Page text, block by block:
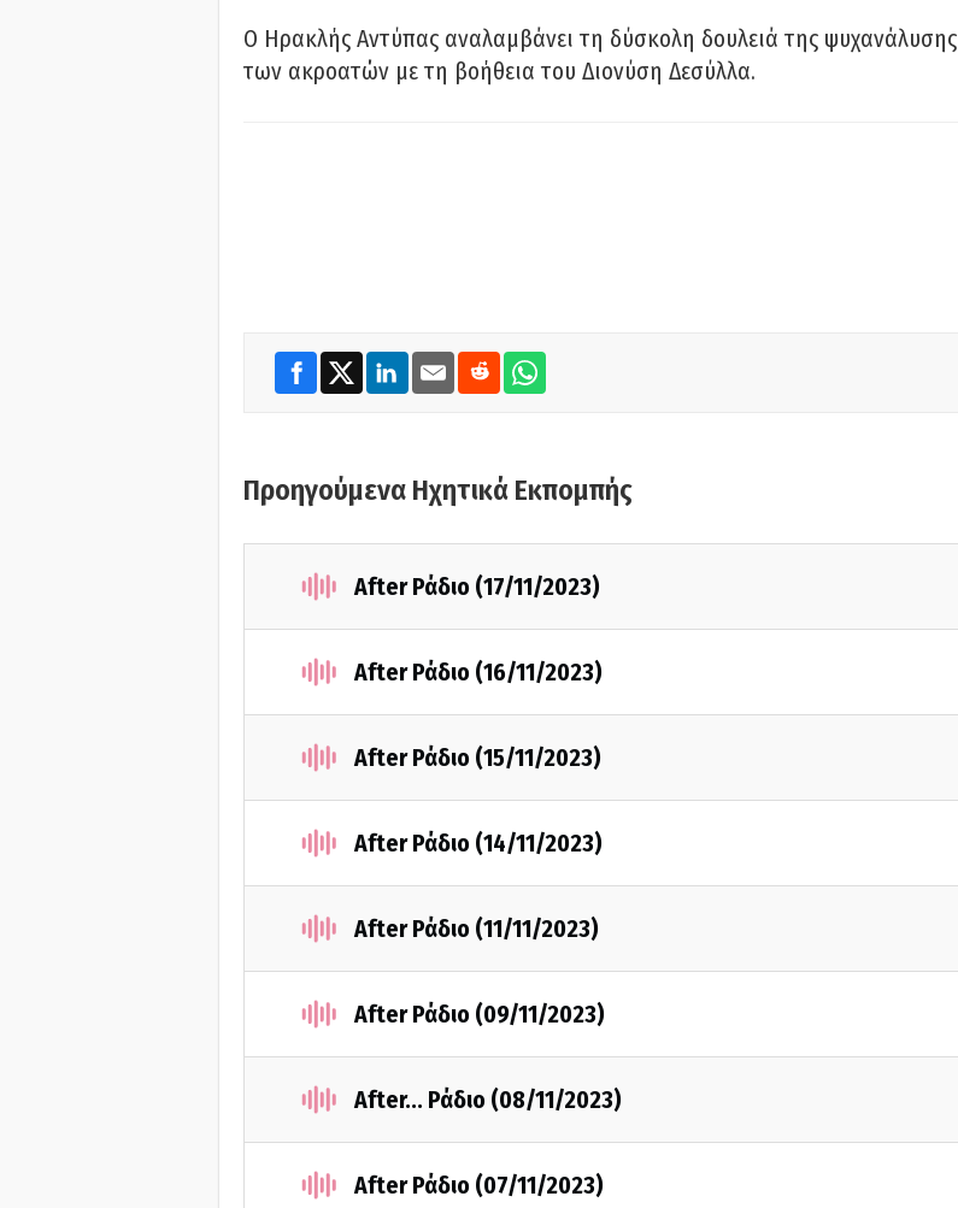
Ο Ηρακλής Αντύπας αναλαμβάνει τη δύσκολη δουλειά της ψυχανάλυσης
των ακροατών με τη βοήθεια του Διονύση Δεσύλλα.
Προηγούμενα Ηχητικά Εκπομπής
After Ράδιο (17/11/2023)
After Ράδιο (16/11/2023)
After Ράδιο (15/11/2023)
After Ράδιο (14/11/2023)
After Ράδιο (11/11/2023)
After Ράδιο (09/11/2023)
After... Ράδιο (08/11/2023)
After Ράδιο (07/11/2023)